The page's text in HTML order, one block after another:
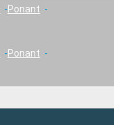
Ponant
Ponant